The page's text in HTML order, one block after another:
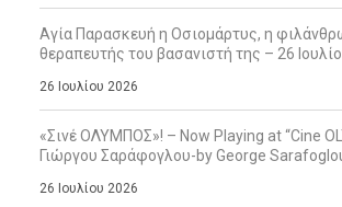
Αγία Παρασκευή η Οσιομάρτυς, η
θεραπευτής του βασανιστή της – 26
26 Ιουλίου 2026
«Σινέ ΟΛΥΜΠΟΣ»! – Now Playing at “Cine
Γιώργου Σαράφογλου-by George
26 Ιουλίου 2026